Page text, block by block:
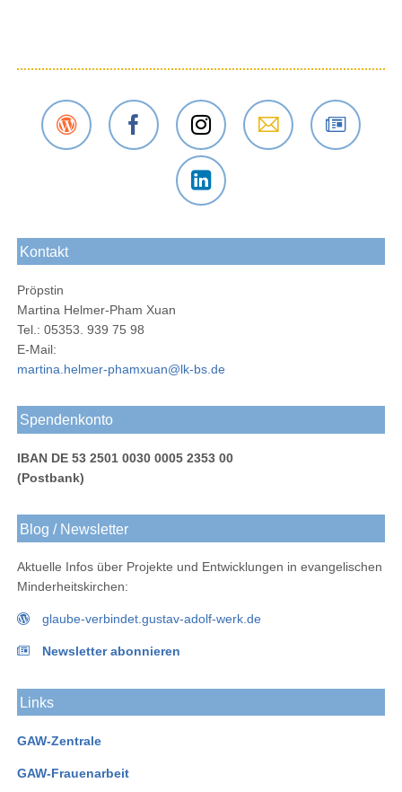
Blog
bei
Das
Gustav-
Adolf-
bei
Werk
Adolf-
Kontakt
Pröpstin
Martina Helmer-Pham Xuan
Tel.: 05353. 939 75 98
E-Mail:
martina.helmer-phamxuan@lk-bs.de
Spendenkonto
IBAN DE 53 2501 0030 0005 2353 00
(Postbank)
Blog / Newsletter
Aktuelle Infos über Projekte und Entwicklungen in evangelischen
Minderheitskirchen:
glaube-verbindet.gustav-adolf-werk.de
Newsletter abonnieren
Links
GAW-Zentrale
GAW-Frauenarbeit